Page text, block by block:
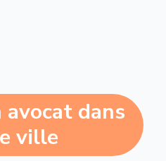
dans
ville